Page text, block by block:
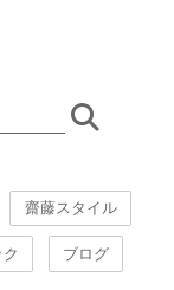
齋藤スタイル
ブログ